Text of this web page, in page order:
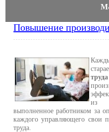
Повышение
труда
из
выполненное работником за
каждого управляющего свои
труда.